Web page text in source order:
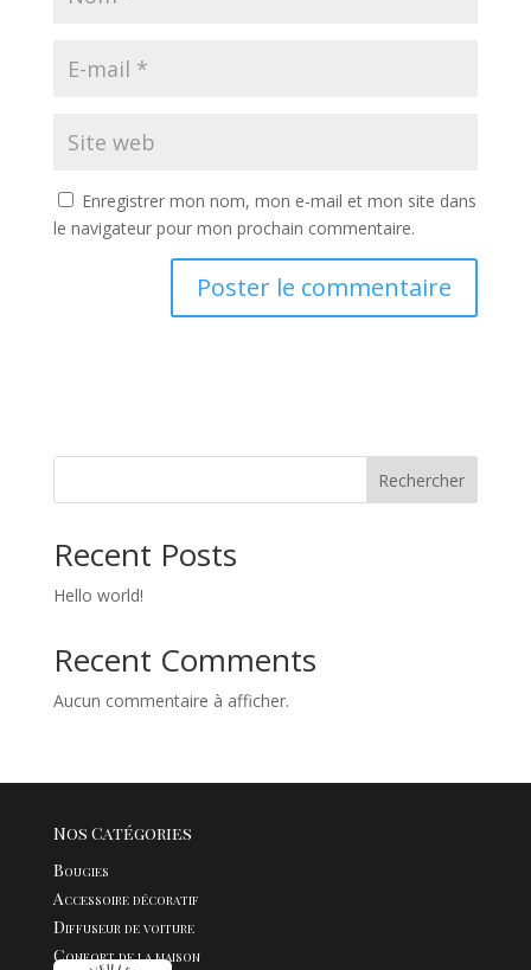
Enregistrer mon nom, mon e-mail et mon site dans
le navigateur pour mon prochain commentaire.
Rechercher
Recent Posts
Hello world!
Recent Comments
Aucun commentaire à afficher.
Nos Catégories
Bougies
Accessoire décoratif
Diffuseur de voiture
Confort de la maison